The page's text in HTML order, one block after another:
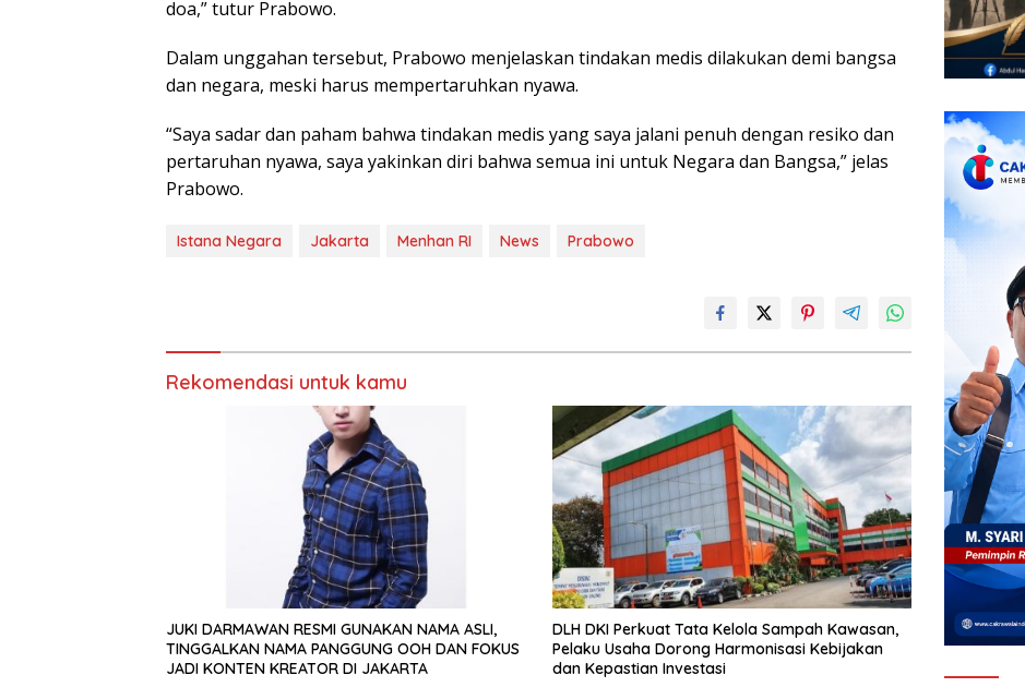
doa,” tutur Prabowo.
Dalam unggahan tersebut, Prabowo menjelaskan tindakan medis dilakukan demi bangsa
dan negara, meski harus mempertaruhkan nyawa.
“Saya sadar dan paham bahwa tindakan medis yang saya jalani penuh dengan resiko dan
pertaruhan nyawa, saya yakinkan diri bahwa semua ini untuk Negara dan Bangsa,” jelas
Prabowo.
Istana Negara Jakarta Menhan RI News Prabowo
Rekomendasi untuk kamu
JUKI DARMAWAN RESMI GUNAKAN NAMA ASLI,
TINGGALKAN NAMA PANGGUNG OOH DAN FOKUS
JADI KONTEN KREATOR DI JAKARTA
DLH DKI Perkuat Tata Kelola Sampah Kawasan,
Pelaku Usaha Dorong Harmonisasi Kebijakan
dan Kepastian Investasi